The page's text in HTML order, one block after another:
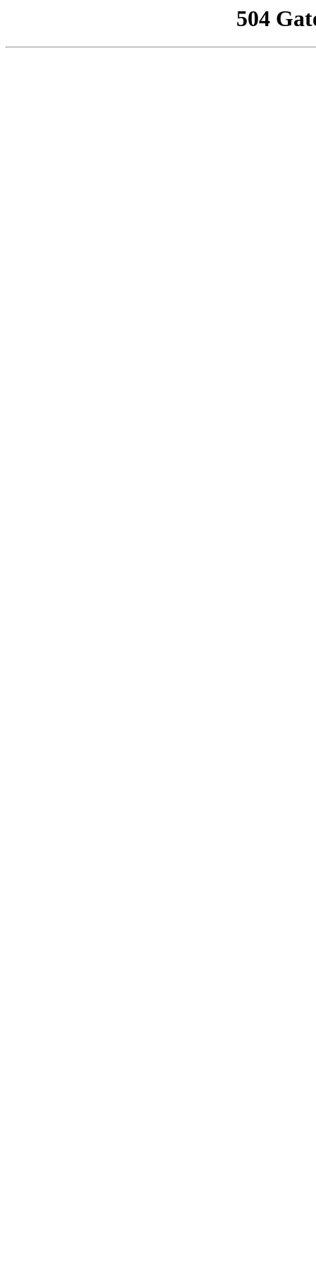
504